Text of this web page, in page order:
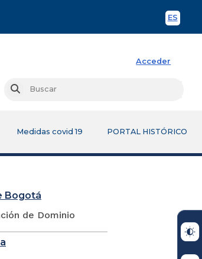
ES
Acceder
Buscar
Medidas covid 19 PORTAL HISTÓRICO
Bogotá
de Dominio